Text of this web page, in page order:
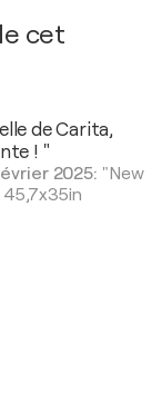
cet
de Carita,
! "
2025: "New
45,7x35in